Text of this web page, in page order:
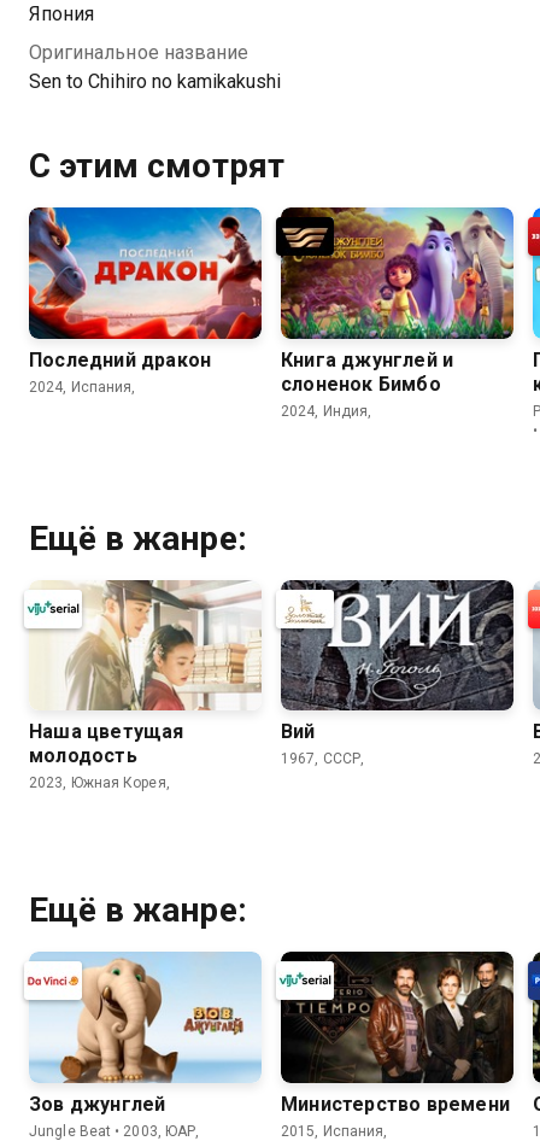
Япония
Оригинальное название
Sen to Chihiro no kamikakushi
С этим смотрят
Последний дракон
2024, Испания,
Книга джунглей и
слоненок Бимбо
2024, Индия,
Ещё в жанре:
Наша цветущая
молодость
2023, Южная Корея,
Вий
1967, СССР,
Ещё в жанре:
Зов джунглей
Jungle Beat • 2003, ЮАР,
Министерство времени
2015, Испания,